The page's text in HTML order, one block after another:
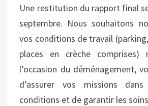
Une restitution du rapport final
septembre. Nous souhaitons
vos conditions de travail
places en crèche comprises)
l’occasion du déménagement,
d’assurer vos missions
conditions et de garantir les